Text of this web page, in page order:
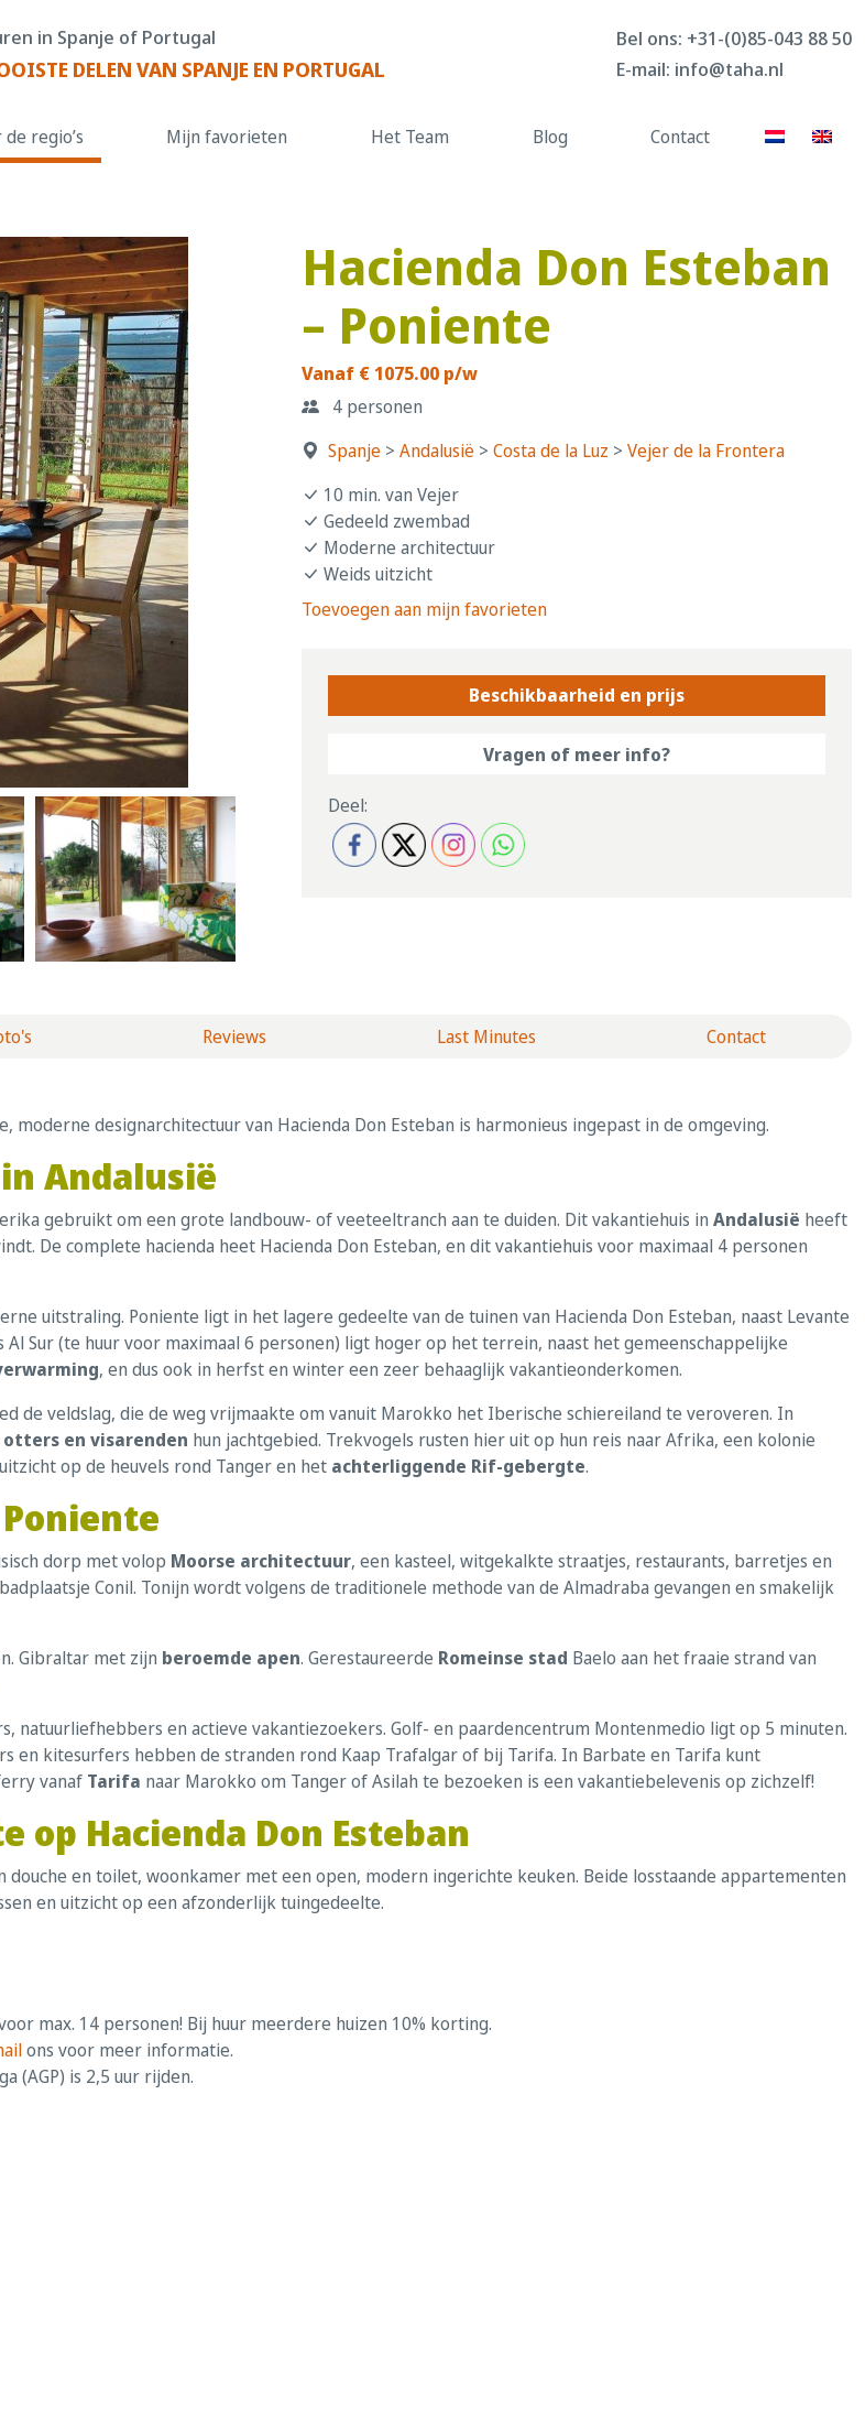
in Spanje of Portugal
DELEN VAN SPANJE EN PORTUGAL
Bel ons: +31-(0)85-043 88 50
E-mail: info@taha.nl
regio’s Mijn favorieten Het Team Blog Contact
Hacienda Don Esteban
– Poniente
Vanaf € 1075.00 p/w
4 personen
Spanje > Andalusië > Costa de la Luz > Vejer de la Frontera
10 min. van Vejer
Gedeeld zwembad
Moderne architectuur
Weids uitzicht
Toevoegen aan mijn favorieten
Beschikbaarheid en prijs
Vragen of meer info?
Deel:
Reviews Last Minutes Contact
moderne designarchitectuur van Hacienda Don Esteban is harmonieus ingepast in de omgeving.
Andalusië
gebruikt om een grote landbouw- of veeteeltranch aan te duiden. Dit vakantiehuis in Andalusië heeft
De complete hacienda heet Hacienda Don Esteban, en dit vakantiehuis voor maximaal 4 personen
uitstraling. Poniente ligt in het lagere gedeelte van de tuinen van Hacienda Don Esteban, naast Levante
Sur (te huur voor maximaal 6 personen) ligt hoger op het terrein, naast het gemeenschappelijke
, en dus ook in herfst en winter een zeer behaaglijk vakantieonderkomen.
de veldslag, die de weg vrijmaakte om vanuit Marokko het Iberische schiereiland te veroveren. In
otters en visarenden hun jachtgebied. Trekvogels rusten hier uit op hun reis naar Afrika, een kolonie
op de heuvels rond Tanger en het achterliggende Rif-gebergte.
dorp met volop Moorse architectuur, een kasteel, witgekalkte straatjes, restaurants, barretjes en
Conil. Tonijn wordt volgens de traditionele methode van de Almadraba gevangen en smakelijk
Gibraltar met zijn beroemde apen. Gerestaureerde Romeinse stad Baelo aan het fraaie strand van
natuurliefhebbers en actieve vakantiezoekers. Golf- en paardencentrum Montenmedio ligt op 5 minuten.
en kitesurfers hebben de stranden rond Kaap Trafalgar of bij Tarifa. In Barbate en Tarifa kunt
vanaf Tarifa naar Marokko om Tanger of Asilah te bezoeken is een vakantiebelevenis op zichzelf!
Hacienda Don Esteban
en toilet, woonkamer met een open, modern ingerichte keuken. Beide losstaande appartementen
en uitzicht op een afzonderlijk tuingedeelte.
max. 14 personen! Bij huur meerdere huizen 10% korting.
ons voor meer informatie.
(AGP) is 2,5 uur rijden.